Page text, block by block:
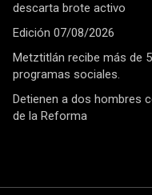
descarta brote activo
Edición 07/08/2026
Metztitlán recibe más de
programas sociales.
Detienen a dos hombres
de la Reforma